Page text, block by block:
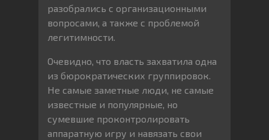
разобрались с организационными
вопросами, а также с проблемой
легитимности.
Очевидно, что власть захватила одна
из бюрократических группировок.
Не самые заметные люди, не самые
известные и популярные, но
сумевшие проконтролировать
аппаратную игру и навязать свои